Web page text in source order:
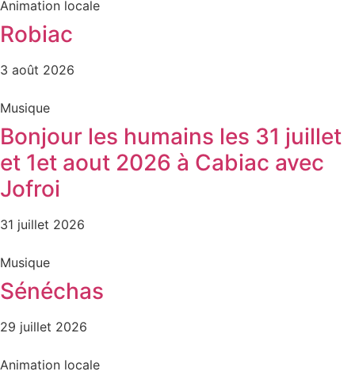
Animation locale
Robiac
3 août 2026
Musique
Bonjour les humains les 31 juillet
et 1et aout 2026 à Cabiac avec
Jofroi
31 juillet 2026
Musique
Sénéchas
29 juillet 2026
Animation locale